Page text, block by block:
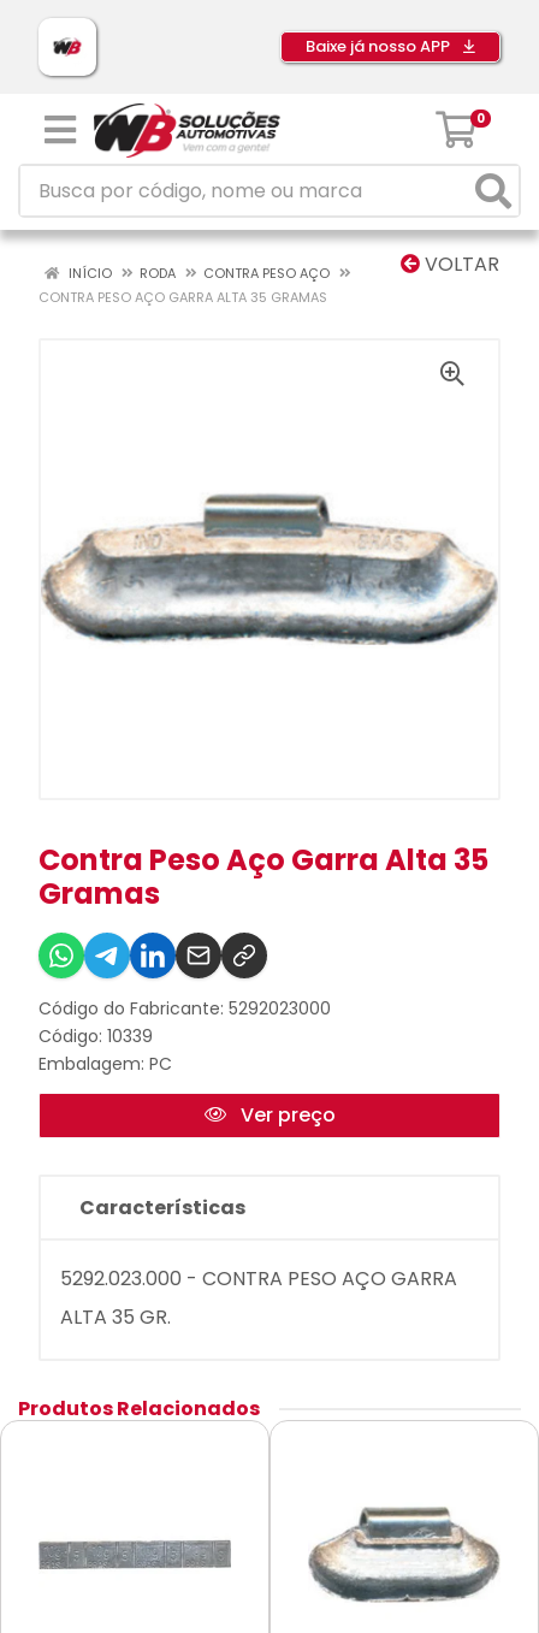
Baixe já nosso APP
0
VOLTAR
INÍCIO RODA
CONTRA PESO AÇO
CONTRA PESO AÇO GARRA ALTA 35 GRAMAS
Contra Peso Aço Garra Alta 35
Gramas
Código do Fabricante: 5292023000
Código: 10339
Embalagem: PC
Ver preço
Características
5292.023.000 - CONTRA PESO AÇO GARRA
ALTA 35 GR.
Produtos Relacionados